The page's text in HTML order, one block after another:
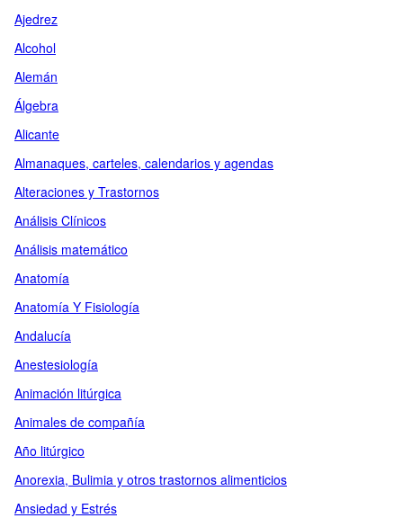
Ajedrez
Alcohol
Alemán
Álgebra
Alicante
Almanaques, carteles, calendarios y agendas
Alteraciones y Trastornos
Análisis Clínicos
Análisis matemático
Anatomía
Anatomía Y Fisiología
Andalucía
Anestesiología
Animación litúrgica
Animales de compañía
Año litúrgico
Anorexia, Bulimia y otros trastornos alimenticios
Ansiedad y Estrés